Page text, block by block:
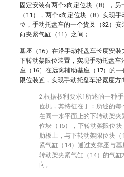
固定安装有两个x向定位块（8），
（11），两个x向定位块（8）实现
位，手动托盘车的一个货叉（32）
向夹紧气缸（11）之间；
基座（16）在沿手动托盘车长度安
下转动架限位装置，实现手动托盘车
座（16）在远离辅助基座（17）的
限位装置，实现手动托盘车沿宽度方
2.根据权利要求1所述的一种
位机，其特征在于：所述的
在同一水平面上的下转动架
位块（15），下转动架限位
肋板上，与下转动架限位块
紧气缸（14）通过支撑座与
转动架夹紧气缸（14）的气
向。